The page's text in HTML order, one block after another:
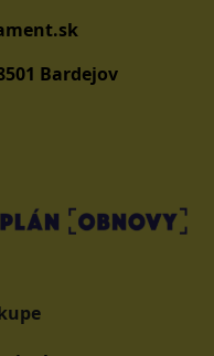
Bardejov